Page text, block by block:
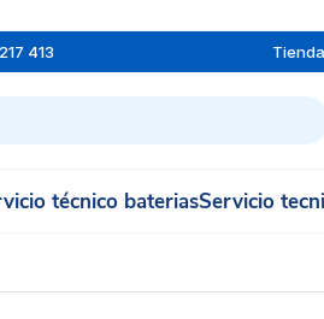
413 Tienda
técnico bateriasServicio